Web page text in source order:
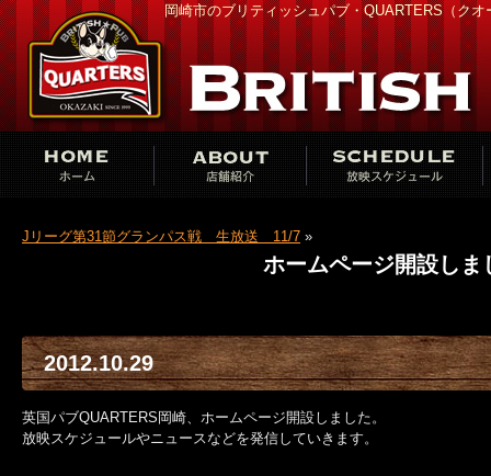
岡崎市のブリティッシュパブ・QUARTERS（クオ
Jリーグ第31節グランパス戦 生放送 11/7 »
ホームページ開設しま
2012.10.29
英国パブQUARTERS岡崎、ホームページ開設しました。
放映スケジュールやニュースなどを発信していきます。